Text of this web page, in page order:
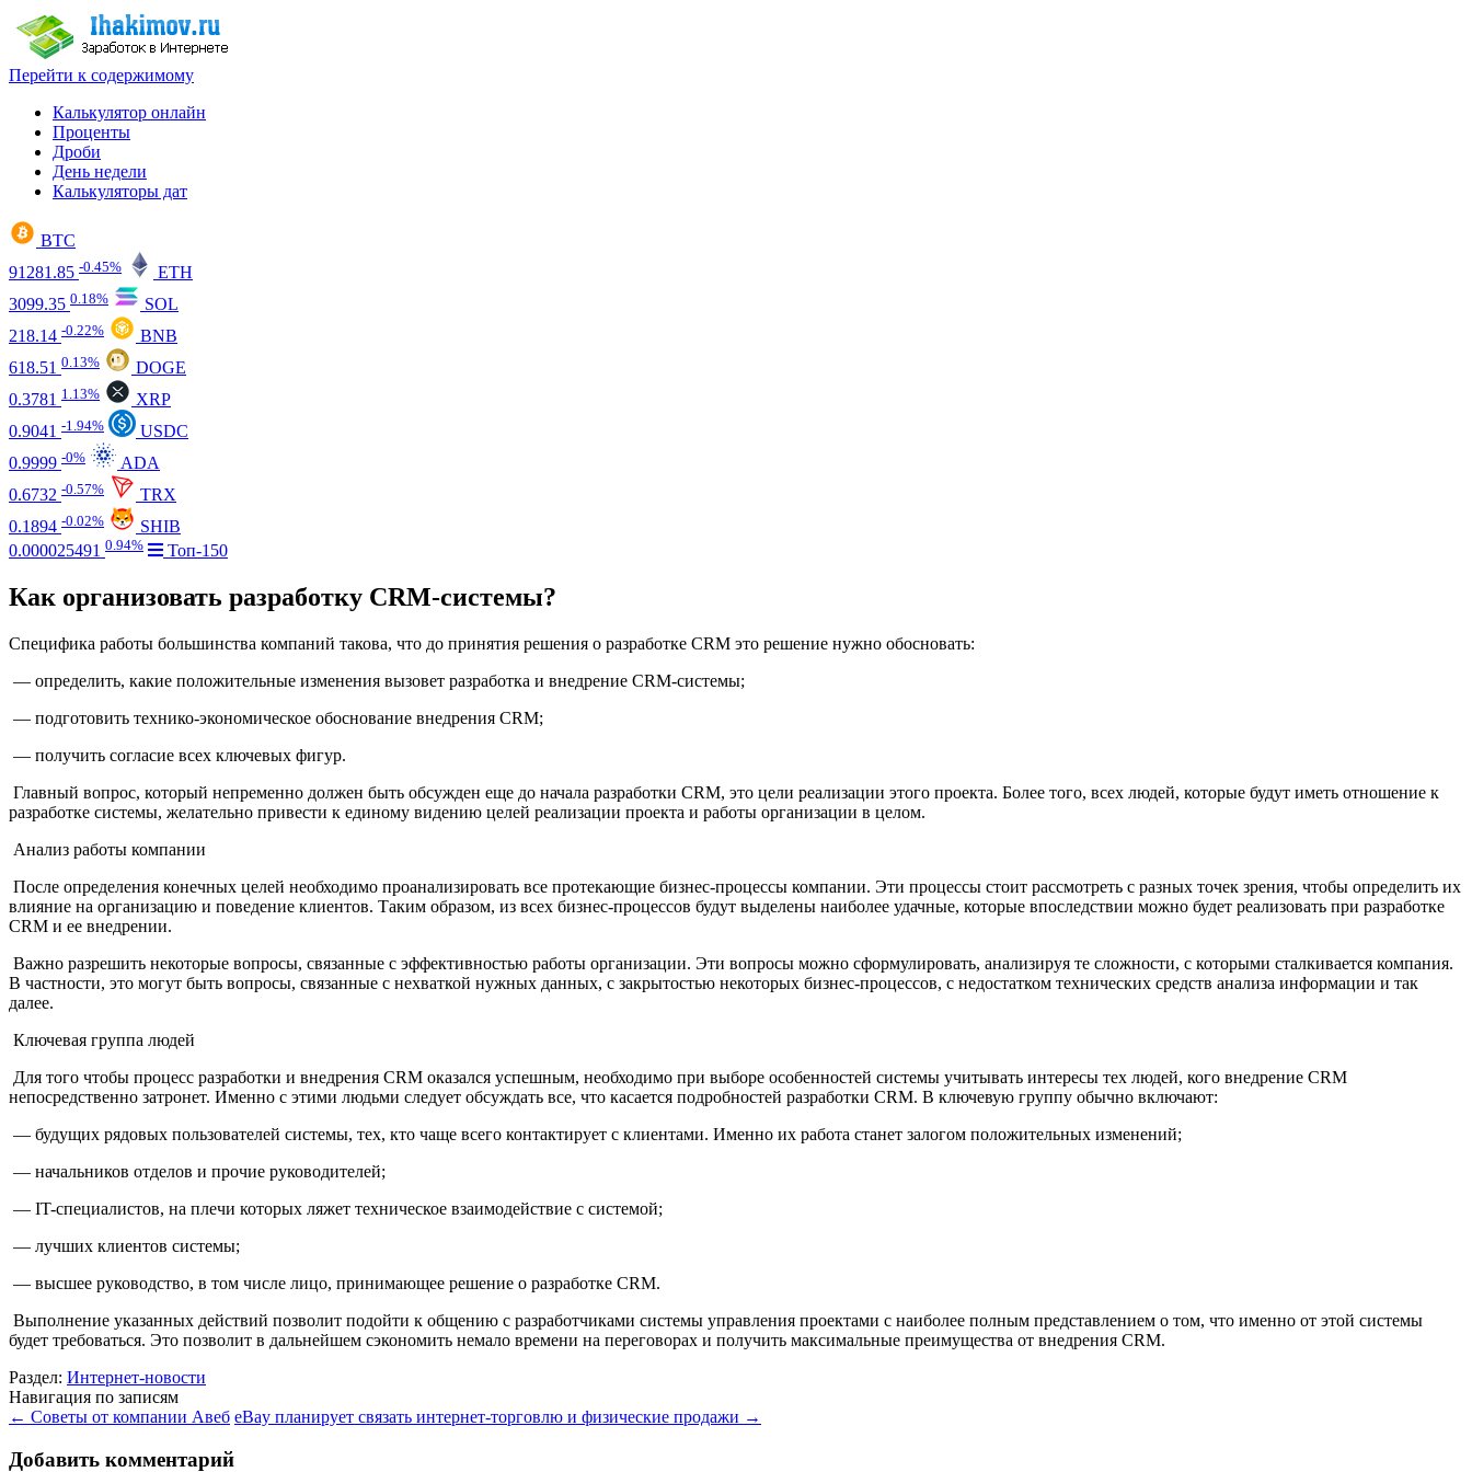
Перейти к содержимому
Калькулятор онлайн
Проценты
Дроби
День недели
Калькуляторы дат
BTC
91281.85 -0.45%
ETH
3099.35 0.18%
SOL
218.14 -0.22%
BNB
618.51 0.13%
DOGE
0.3781 1.13%
XRP
0.9041 -1.94%
USDC
0.9999 -0%
ADA
0.6732 -0.57%
TRX
0.1894 -0.02%
SHIB
0.000025491 0.94% Топ-150
Как организовать разработку CRM-системы?
Специфика работы большинства компаний такова, что до принятия решения о разработке CRM это решение нужно обосновать:
— определить, какие положительные изменения вызовет разработка и внедрение CRM-системы;
— подготовить технико-экономическое обоснование внедрения CRM;
— получить согласие всех ключевых фигур.
Главный вопрос, который непременно должен быть обсужден еще до начала разработки CRM, это цели реализации этого проекта. Более того, всех людей, которые будут иметь отношение к
разработке системы, желательно привести к единому видению целей реализации проекта и работы организации в целом.
Анализ работы компании
После определения конечных целей необходимо проанализировать все протекающие бизнес-процессы компании. Эти процессы стоит рассмотреть с разных точек зрения, чтобы определить их
влияние на организацию и поведение клиентов. Таким образом, из всех бизнес-процессов будут выделены наиболее удачные, которые впоследствии можно будет реализовать при разработке
CRM и ее внедрении.
Важно разрешить некоторые вопросы, связанные с эффективностью работы организации. Эти вопросы можно сформулировать, анализируя те сложности, с которыми сталкивается компания.
В частности, это могут быть вопросы, связанные с нехваткой нужных данных, с закрытостью некоторых бизнес-процессов, с недостатком технических средств анализа информации и так
далее.
Ключевая группа людей
Для того чтобы процесс разработки и внедрения CRM оказался успешным, необходимо при выборе особенностей системы учитывать интересы тех людей, кого внедрение CRM
непосредственно затронет. Именно с этими людьми следует обсуждать все, что касается подробностей разработки CRM. В ключевую группу обычно включают:
— будущих рядовых пользователей системы, тех, кто чаще всего контактирует с клиентами. Именно их работа станет залогом положительных изменений;
— начальников отделов и прочие руководителей;
— IT-специалистов, на плечи которых ляжет техническое взаимодействие с системой;
— лучших клиентов системы;
— высшее руководство, в том числе лицо, принимающее решение о разработке CRM.
Выполнение указанных действий позволит подойти к общению с разработчиками системы управления проектами с наиболее полным представлением о том, что именно от этой системы
будет требоваться. Это позволит в дальнейшем сэкономить немало времени на переговорах и получить максимальные преимущества от внедрения CRM.
Раздел: Интернет-новости
Навигация по записям
← Советы от компании Авеб eBay планирует связать интернет-торговлю и физические продажи →
Добавить комментарий